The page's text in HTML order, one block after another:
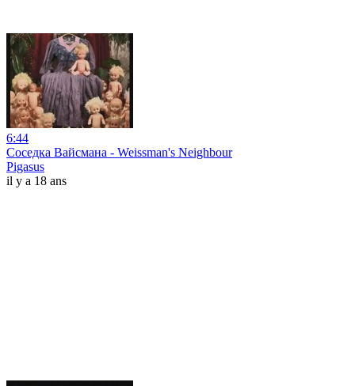
6:44
Соседка Вайсмана - Weissman's Neighbour
Pigasus
il y a 18 ans